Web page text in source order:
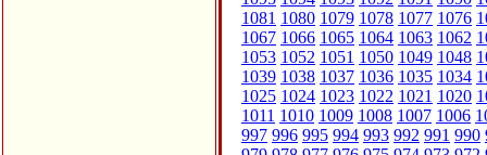
1081 1080 1079 1078 1077 1076
1067 1066 1065 1064 1063 1062
1053 1052 1051 1050 1049 1048
1039 1038 1037 1036 1035 1034
1025 1024 1023 1022 1021 1020
1011 1010 1009 1008 1007 1006
997 996 995 994 993 992 991 990